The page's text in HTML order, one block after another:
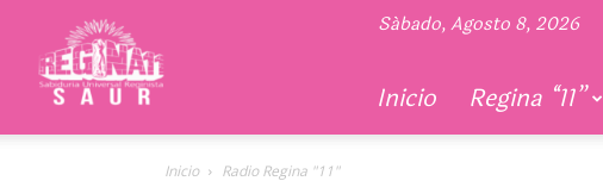
Sábado, Agosto 8, 2026
Inicio Regina “11”
Inicio Radio Regina "11"